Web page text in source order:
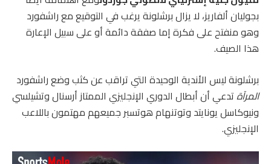
بجوليان ألفاريز، لا يزال برشلونة يرغب في التوقيع مع راشفورد
وهو منفتح على فكرة إما صفقة دائمة أو على سبيل الإعارة
هذا الصيف.
برشلونة ليس الأندية الوحيدة التي تراقب عن كثب وضع راشفورد
المرآةتدعي أن أبطال الدوري الإنجليزي الممتاز أرسنال وتشيلسي
ونيوكاسل يونايتد وتوتنهام هوتسبر جميعهم مهتمون باللاعب
الإنجليزي.